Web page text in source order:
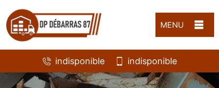
MENU
indisponible indisponible